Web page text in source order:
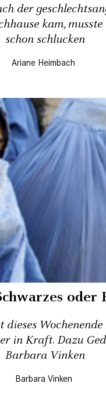
der
kam,
schon schlucken
Ariane Heimbach
oder
in Kraft. Dazu
Barbara Vinken
Barbara Vinken